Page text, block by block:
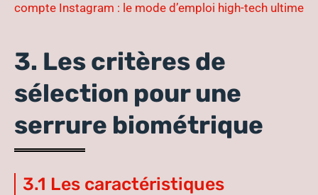
compte Instagram : le mode d’emploi high-tech ultime
3. Les critères de
sélection pour une
serrure biométrique
3.1 Les caractéristiques